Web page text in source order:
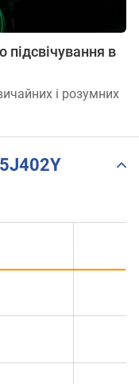
підсвічування в
і розумних